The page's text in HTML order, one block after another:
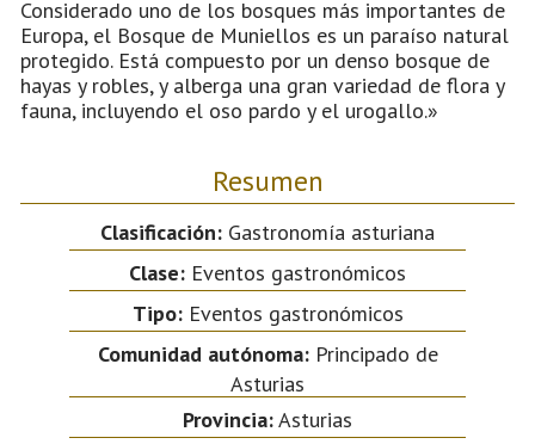
Considerado uno de los bosques más importantes de
Europa, el Bosque de Muniellos es un paraíso natural
protegido. Está compuesto por un denso bosque de
hayas y robles, y alberga una gran variedad de flora y
fauna, incluyendo el oso pardo y el urogallo.»
Resumen
Clasificación: Gastronomía asturiana
Clase: Eventos gastronómicos
Tipo:Eventos gastronómicos
Comunidad autónoma:Principado de
Asturias
Provincia:Asturias